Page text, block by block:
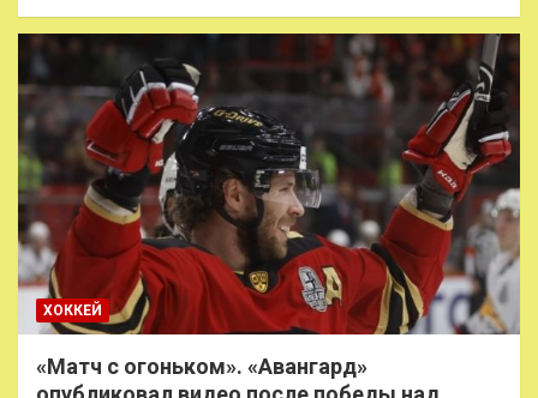
ХОККЕЙ
«Матч с огоньком». «Авангард»